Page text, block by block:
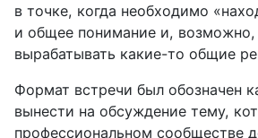
в точке, когда необходимо
и общее понимание и,
вырабатывать какие-то общие
Формат встречи был обозначен
вынести на обсуждение тему,
профессиональном сообществе